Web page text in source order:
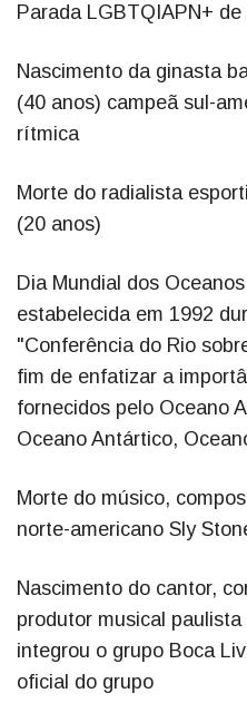
Parada LGBTQIAPN+
Nascimento da ginasta
(40 anos) campeã sul-
rítmica
Morte do radialista
(20 anos)
Dia Mundial dos
estabelecida em 1992
"Conferência do Rio
fim de enfatizar a
fornecidos pelo Oceano
Oceano Antártico,
Morte do músico,
norte-americano Sly
Nascimento do cantor,
produtor musical
integrou o grupo Boca
oficial do grupo